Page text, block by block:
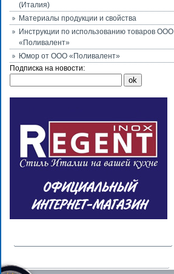
(Италия)
Материалы продукции и свойства
Инструкции по использованию товаров ООО
«Поливалент»
Юмор от ООО «Поливалент»
Подписка на новости: